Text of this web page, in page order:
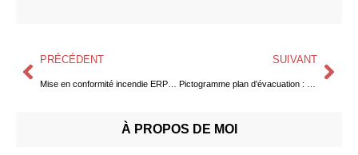
PRÉCÉDENT SUIVANT
À PROPOS DE MOI